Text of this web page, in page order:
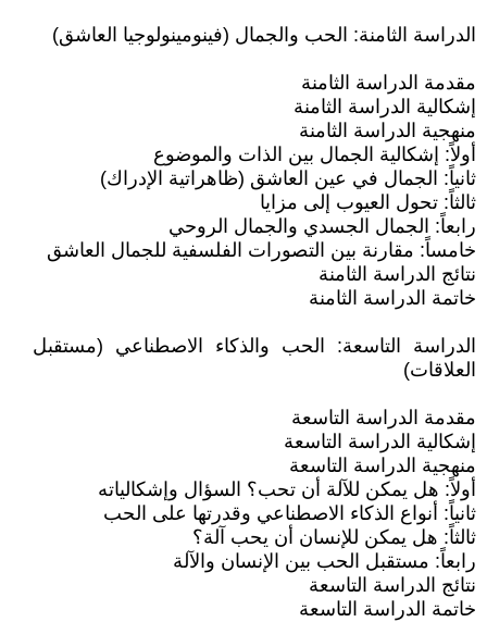
الدراسة الثامنة: الحب والجمال (فينومينولوجيا العاشق)
مقدمة الدراسة الثامنة
إشكالية الدراسة الثامنة
منهجية الدراسة الثامنة
أولاً: إشكالية الجمال بين الذات والموضوع
ثانياً: الجمال في عين العاشق (ظاهراتية الإدراك)
ثالثاً: تحول العيوب إلى مزايا
رابعاً: الجمال الجسدي والجمال الروحي
خامساً: مقارنة بين التصورات الفلسفية للجمال العاشق
نتائج الدراسة الثامنة
خاتمة الدراسة الثامنة
الدراسة التاسعة: الحب والذكاء الاصطناعي (مستقبل
العلاقات)
مقدمة الدراسة التاسعة
إشكالية الدراسة التاسعة
منهجية الدراسة التاسعة
أولاً: هل يمكن للآلة أن تحب؟ السؤال وإشكالياته
ثانياً: أنواع الذكاء الاصطناعي وقدرتها على الحب
ثالثاً: هل يمكن للإنسان أن يحب آلة؟
رابعاً: مستقبل الحب بين الإنسان والآلة
نتائج الدراسة التاسعة
خاتمة الدراسة التاسعة